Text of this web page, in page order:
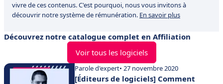
vivre de ces contenus. C'est pourquoi, nous vous invitons à
découvrir notre système de rémunération. En savoir plus
Découvrez notre catalogue complet en Affiliation
Voir tous les logiciels
Parole d'expert• 27 novembre 2020
[Éditeurs de logiciels] Comment